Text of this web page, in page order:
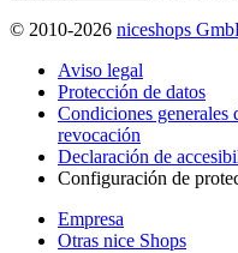
© 2010-2026 niceshops
Aviso legal
Protección de datos
Condiciones generales
revocación
Declaración de
Configuración de
Empresa
Otras nice Shops